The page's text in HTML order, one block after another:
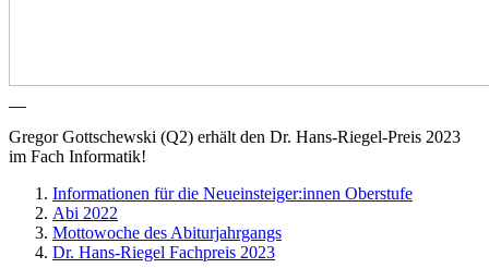
Gregor Gottschewski (Q2) erhält den Dr. Hans-Riegel-Preis 2023
im Fach Informatik!
Informationen für die Neueinsteiger:innen Oberstufe
Abi 2022
Mottowoche des Abiturjahrgangs
Dr. Hans-Riegel Fachpreis 2023